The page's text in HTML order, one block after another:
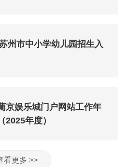
州市中小学幼儿园招生入
京娱乐城门户网站工作年
2025年度）
看更多 >>